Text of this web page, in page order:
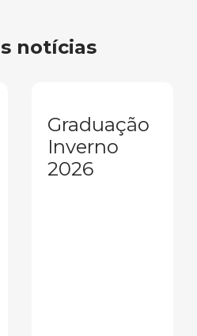
notícias
Graduação
Inverno
2026